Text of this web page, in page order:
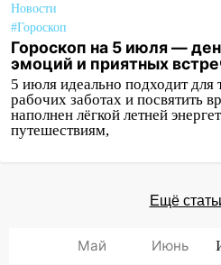
Новости
#Гороскоп
Гороскоп на 5 июля —
эмоций и приятных
5 июля идеально подходит для
рабочих заботах и посвятить
наполнен лёгкой летней
путешествиям,
Ещё
Май Июнь